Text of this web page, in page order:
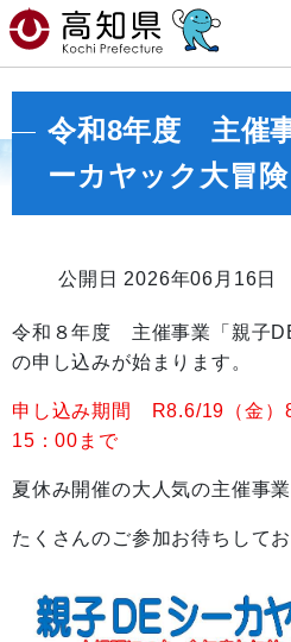
令和8年度 主催
ーカヤック大冒険
公開日 2026年06月16日
令和８年度 主催事業「親子
の申し込みが始まります。
申し込み期間 R8.6/19（金
15：00まで
夏休み開催の大人気の主催事業
たくさんのご参加お待ちしてお